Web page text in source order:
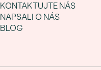
KONTAKTUJTE NÁS
NAPSALI O NÁS
BLOG